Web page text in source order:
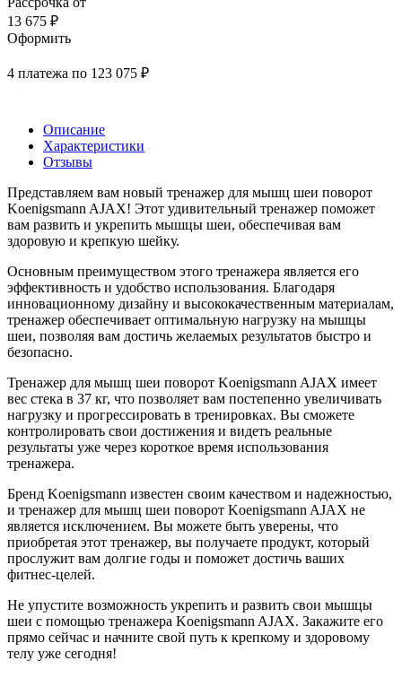
13 675 ₽
Оформить
4 платежа по 123 075 ₽
Описание
Характеристики
Отзывы
Представляем вам новый тренажер для мышц шеи поворот
Koenigsmann AJAX! Этот удивительный тренажер поможет
вам развить и укрепить мышцы шеи, обеспечивая вам
здоровую и крепкую шейку.
Основным преимуществом этого тренажера является его
эффективность и удобство использования. Благодаря
инновационному дизайну и высококачественным материалам,
тренажер обеспечивает оптимальную нагрузку на мышцы
шеи, позволяя вам достичь желаемых результатов быстро и
безопасно.
Тренажер для мышц шеи поворот Koenigsmann AJAX имеет
вес стека в 37 кг, что позволяет вам постепенно увеличивать
нагрузку и прогрессировать в тренировках. Вы сможете
контролировать свои достижения и видеть реальные
результаты уже через короткое время использования
тренажера.
Бренд Koenigsmann известен своим качеством и надежностью,
и тренажер для мышц шеи поворот Koenigsmann AJAX не
является исключением. Вы можете быть уверены, что
приобретая этот тренажер, вы получаете продукт, который
прослужит вам долгие годы и поможет достичь ваших
фитнес-целей.
Не упустите возможность укрепить и развить свои мышцы
шеи с помощью тренажера Koenigsmann AJAX. Закажите его
прямо сейчас и начните свой путь к крепкому и здоровому
телу уже сегодня!